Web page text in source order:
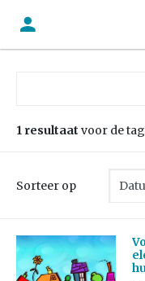
1 resultaat voor de tag
Sorteer op